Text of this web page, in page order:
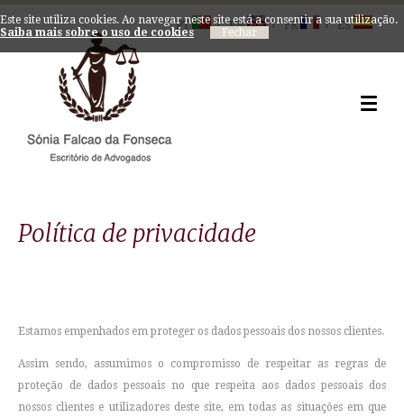
PT | EN | FR | ES
Política de privacidade
Estamos empenhados em proteger os dados pessoais dos nossos clientes.
Assim sendo, assumimos o compromisso de respeitar as regras de
proteção de dados pessoais no que respeita aos dados pessoais dos
nossos clientes e utilizadores deste site, em todas as situações em que
Este site utiliza cookies. Ao navegar neste site está a consentir a sua utilização.
Saiba mais sobre o uso de cookies